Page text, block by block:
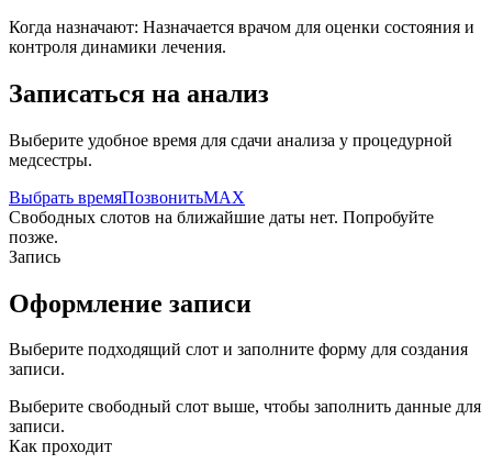
Когда назначают: Назначается врачом для оценки состояния и
контроля динамики лечения.
Записаться на анализ
Выберите удобное время для сдачи анализа у процедурной
медсестры.
Выбрать времяПозвонитьMAX
Свободных слотов на ближайшие даты нет. Попробуйте
позже.
Запись
Оформление записи
Выберите подходящий слот и заполните форму для создания
записи.
Выберите свободный слот выше, чтобы заполнить данные для
записи.
Как проходит